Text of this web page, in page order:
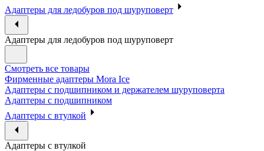
Адаптеры для ледобуров под шуруповерт
Адаптеры для ледобуров под шуруповерт
Смотреть все товары
Фирменные адаптеры Mora Ice
Адаптеры с подшипником и держателем шуруповерта
Адаптеры с подшипником
Адаптеры с втулкой
Адаптеры с втулкой